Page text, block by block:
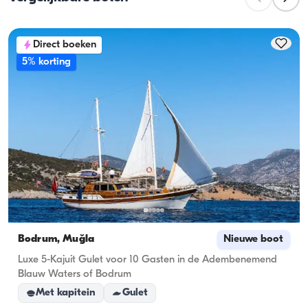
vaartcapaciteit.
Direct boeken
5% korting
Bodrum, Muğla Nieuwe boot
Luxe 5-Kajuit Gulet voor 10 Gasten in de Adembenemend
Blauw Waters of Bodrum
Met kapitein
Gulet